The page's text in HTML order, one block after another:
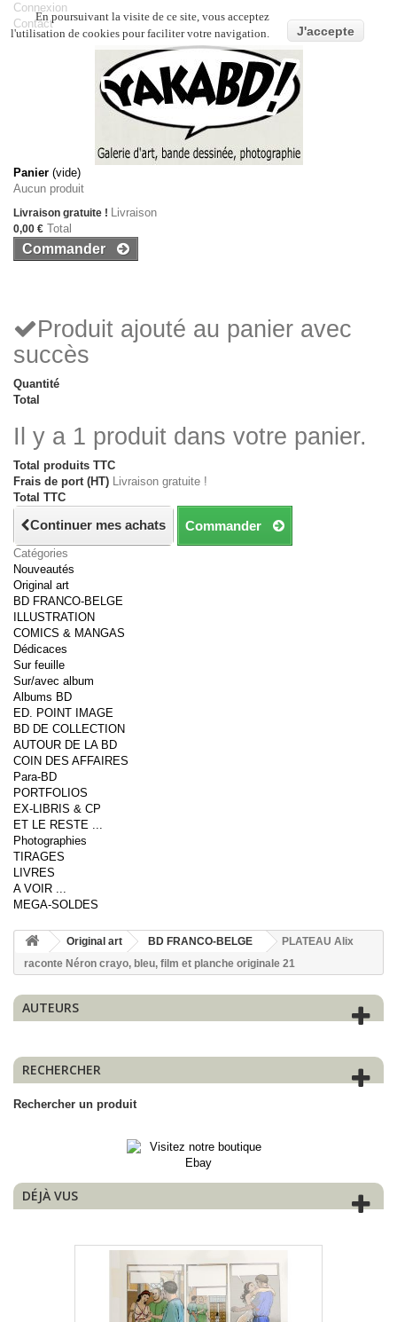
Connexion
Contact
Panier (vide)
Aucun produit
Livraison gratuite ! Livraison
0,00 € Total
Commander
Produit ajouté au panier avec
succès
Quantité
Total
Il y a 1 produit dans votre panier.
Total produits TTC
Frais de port (HT) Livraison gratuite !
Total TTC
Continuer mes achats Commander
Catégories
Nouveautés
Original art
BD FRANCO-BELGE
ILLUSTRATION
COMICS & MANGAS
Dédicaces
Sur feuille
Sur/avec album
Albums BD
ED. POINT IMAGE
BD DE COLLECTION
AUTOUR DE LA BD
COIN DES AFFAIRES
Para-BD
PORTFOLIOS
EX-LIBRIS & CP
ET LE RESTE ...
Photographies
TIRAGES
LIVRES
A VOIR ...
MEGA-SOLDES
Original art BD FRANCO-BELGE
PLATEAU Alix
raconte Néron crayo, bleu, film et planche originale 21
AUTEURS
RECHERCHER
Rechercher un produit
DÉJÀ VUS
En poursuivant la visite de ce site, vous acceptez
l'utilisation de cookies pour faciliter votre navigation.
J'accepte